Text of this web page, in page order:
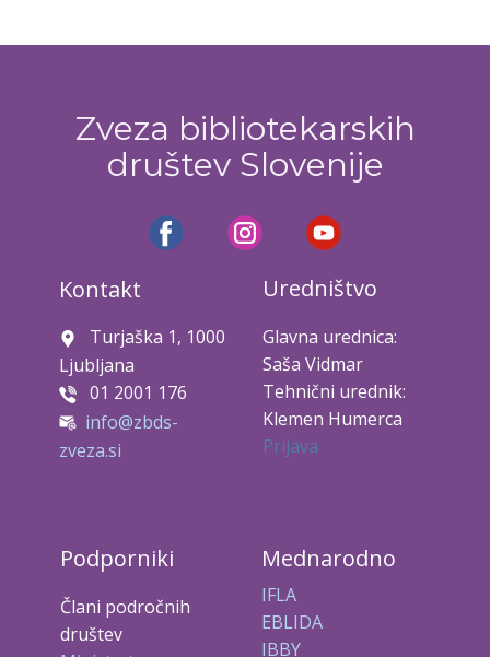
Zveza bibliotekarskih
društev Slovenije
Kontakt
Turjaška 1, 1000
Ljubljana
01 2001 176
info@zbds-
zveza.si
Uredništvo
Glavna urednica:
Saša Vidmar
Tehnični urednik:
Klemen Humerca
Prijava
Podporniki
Člani področnih
društev
Mednarodno
IFLA
EBLIDA
IBBY